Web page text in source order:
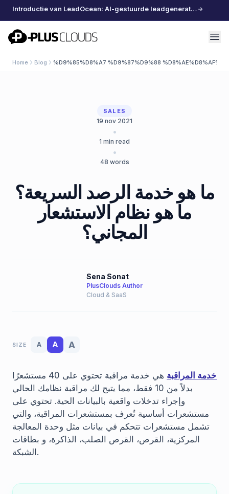
Introductie van LeadOcean: AI-gestuurde leadgeneratie, samengestelde data, moeiteloos schalen
PlusClouds
Home Blog %D9%85%D8%A7 %D9%87%D9%88
SALES
19 nov 2021
•
1 min read
•
48 words
ما هو خدمة الرصد السريعة؟
ما هو نظام الاستشعار
المجاني؟
Sena Sonat
PlusClouds Author
Cloud & SaaS
SIZE A A A
خدمة المراقبة
هي خدمة مراقبة تحتوي على 40 مستشعرًا
بدلاً من 10 فقط، مما يتيح لك مراقبة نظامك الحالي
وإجراء تدخلات واقعية بالبيانات الحية. تحتوي على
مستشعرات أساسية تُعرف بمستشعرات المراقبة، والتي
تشمل مستشعرات تتحكم في بيانات مثل وحدة المعالجة
المركزية، القرص، القرص الصلب، الذاكرة، و بطاقات
الشبكة.